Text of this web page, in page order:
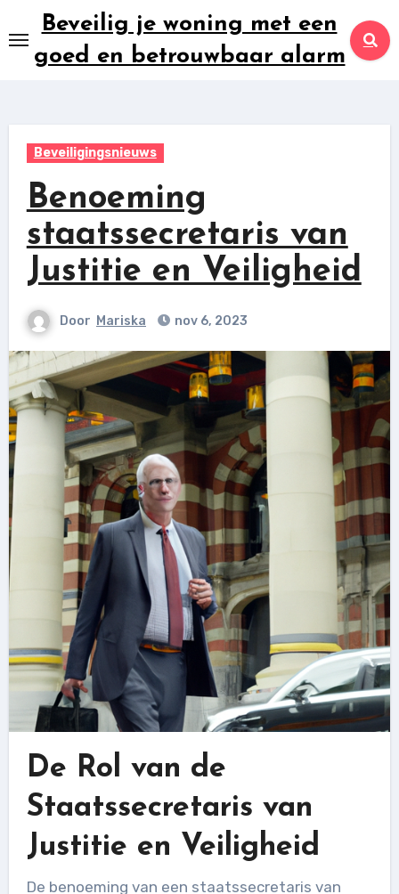
naar
inhoud
Beveilig je woning met een
goed en betrouwbaar alarm
Beveiligingsnieuws
Benoeming
staatssecretaris van
Justitie en Veiligheid
Door Mariska nov 6, 2023
De Rol van de
Staatssecretaris van
Justitie en Veiligheid
De benoeming van een staatssecretaris van